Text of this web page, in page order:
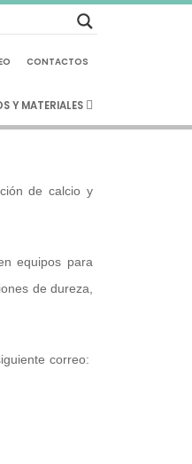
CONTACTOS
Y MATERIALES
de calcio y
equipos para
de dureza,
correo: